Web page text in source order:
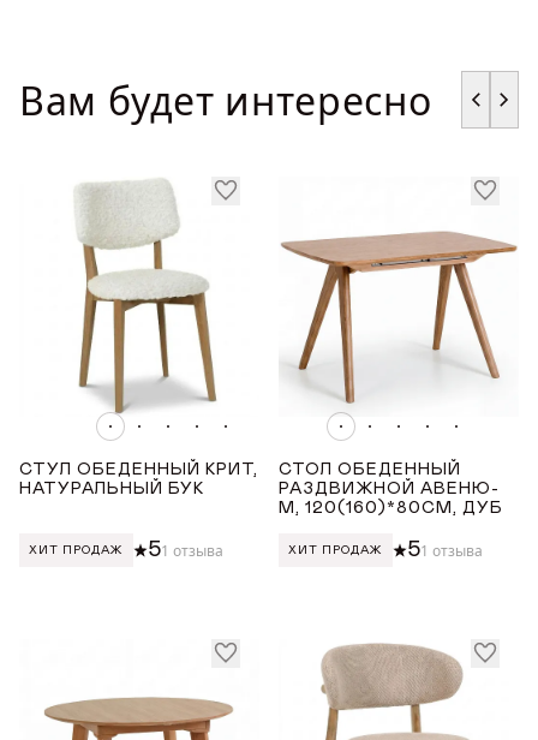
Бежевый
Серый
Розовый
ДЛИНА ТОВАРА (СМ)
ШИРИНА ТОВАРА (СМ)
Вам будет интересно
СТУЛ ОБЕДЕННЫЙ КРИТ,
НАТУРАЛЬНЫЙ БУК
ХИТ ПРОДАЖ 51 отзыва
СТОЛ ОБЕДЕННЫЙ
РАЗДВИЖНОЙ АВЕНЮ-
М, 120(160)*80СМ, ДУБ
ХИТ ПРОДАЖ 51 отзыва
АВТОРИЗАЦИЯ/
РЕГИСТРАЦИЯ
КУПИТЬ В ОДИН КЛИК
КВАДРАТНЫЕ БАРНЫЕ СТУЛЬЯ НА ЧЕТЫРЕХ